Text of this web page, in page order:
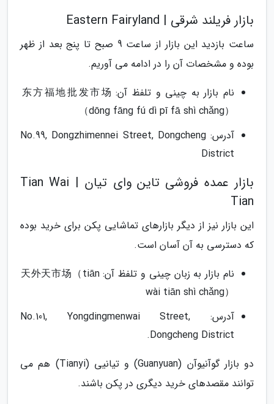
بازار فریلند شرقی | Eastern Fairyland
ساعت بازدید این بازار از ساعت 9 صبح تا پنج بعد از ظهر
بوده و مشخصات آن را در ادامه می آوریم.
نام بازار به چینی و تلفظ آن: 东方福地批发市场
（dōng fāng fú dì pī fā shì chǎng）
آدرس: No.99, Dongzhimennei Street, Dongcheng
District
بازار عمده فروشی تاین وای تیان | Tian Wai
Tian
این بازار نیز از دیگر بازارهای تماشایی پکن برای خرید بوده
که دسترسی به آن آسان است.
نام بازار به زبان چینی و تلفظ آن: 天外天市场（tiān
wài tiān shì chǎng）
آدرس: No.101, Yongdingmenwai Street,
Dongcheng District.
دو بازار گوآنیوآن (Guanyuan) و تیانیی (Tianyi) هم می
توانند مقصدهای خرید دیگری در پکن باشند.